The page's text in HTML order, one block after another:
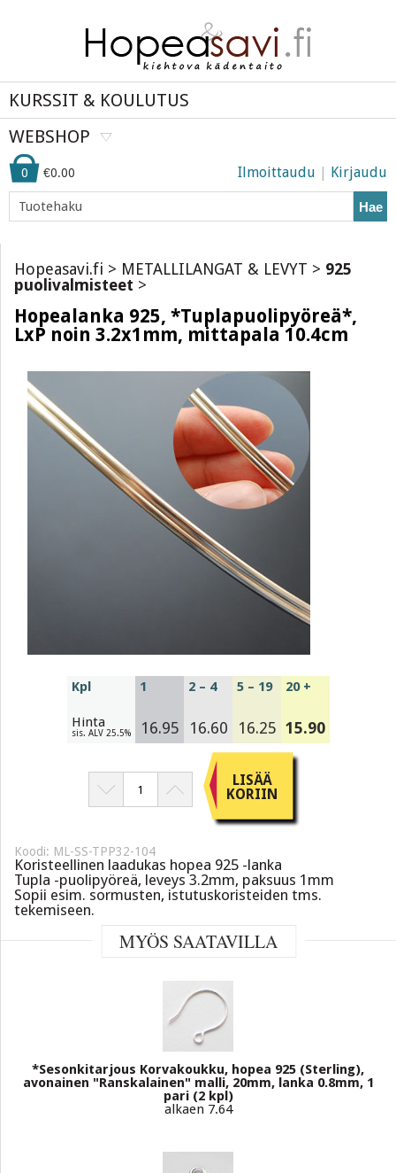
KURSSIT & KOULUTUS
WEBSHOP
Ilmoittaudu | Kirjaudu
0 €0.00
Hae
Hopeasavi.fi > METALLILANGAT & LEVYT > 925
puolivalmisteet >
Hopealanka 925, *Tuplapuolipyöreä*,
LxP noin 3.2x1mm, mittapala 10.4cm
Koodi: ML-SS-TPP32-104
Koristeellinen laadukas hopea 925 -lanka
Tupla -puolipyöreä, leveys 3.2mm, paksuus 1mm
Sopii esim. sormusten, istutuskoristeiden tms.
tekemiseen.
Kpl
Hinta
sis. ALV 25.5%
1
16.95
2 – 4
16.60
5 – 19
16.25
20 +
15.90
LISÄÄ
KORIIN
MYÖS SAATAVILLA
*Sesonkitarjous Korvakoukku, hopea 925 (Sterling),
avonainen "Ranskalainen" malli, 20mm, lanka 0.8mm, 1
pari (2 kpl)
alkaen 7.64